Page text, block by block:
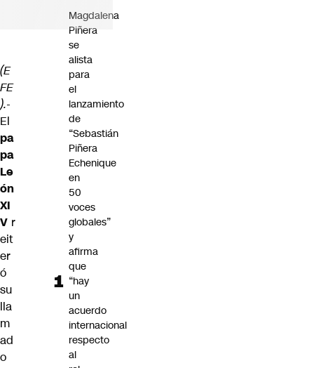
(E
FE
).-
El
pa
pa
Le
ón
XI
V r
eit
er
ó
su
lla
m
ad
o
Magdalena
Piñera
se
alista
para
el
lanzamiento
de
“Sebastián
Piñera
Echenique
en
50
voces
globales”
y
afirma
que
“hay
un
acuerdo
internacional
respecto
al